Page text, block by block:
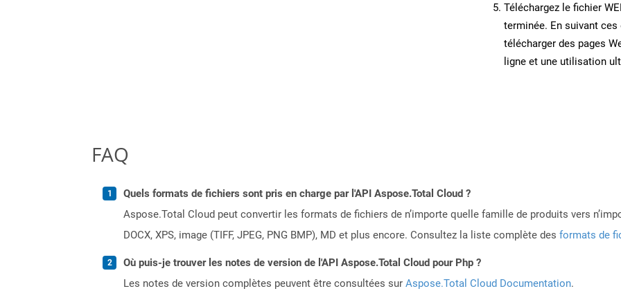
Téléchargez le fichier
terminée. En suivant
télécharger des pages
ligne et une utilisation
FAQ
Quels formats de fichiers sont pris en charge par l'API Aspose.Total Cloud ?
Aspose.Total Cloud peut convertir les formats de fichiers de n’importe quelle famille de produits vers
DOCX, XPS, image (TIFF, JPEG, PNG BMP), MD et plus encore. Consultez la liste complète des formats de
Où puis-je trouver les notes de version de l'API Aspose.Total Cloud pour Php ?
Les notes de version complètes peuvent être consultées sur Aspose.Total Cloud Documentation.